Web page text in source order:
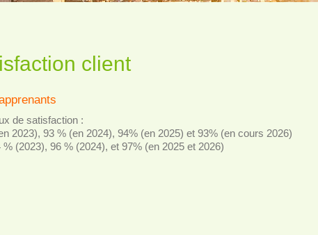
client
de satisfaction :
2023), 93 % (en 2024), 94% (en 2025) et 93% (en cours 2026)
% (2023), 96 % (2024), et 97% (en 2025 et 2026)